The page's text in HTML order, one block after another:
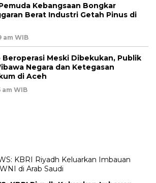
Kebangsaan Bongkar
Berat Industri Getah Pinus di
am WIB
Beroperasi Meski Dibekukan, Publik
Negara dan Ketegasan
di Aceh
am WIB